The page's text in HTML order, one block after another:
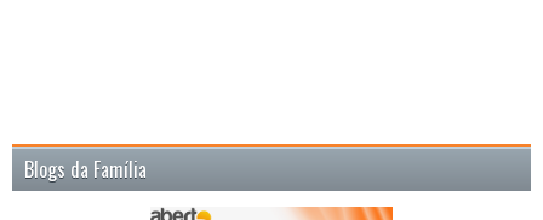
Blogs da Família